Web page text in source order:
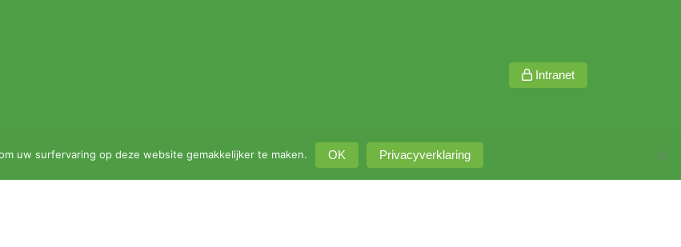
Intranet
uw surfervaring op deze website gemakkelijker te maken. OK Privacyverklaring